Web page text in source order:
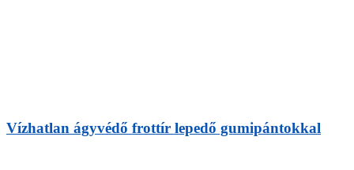
Vízhatlan ágyvédő frottír lepedő gumipántokkal